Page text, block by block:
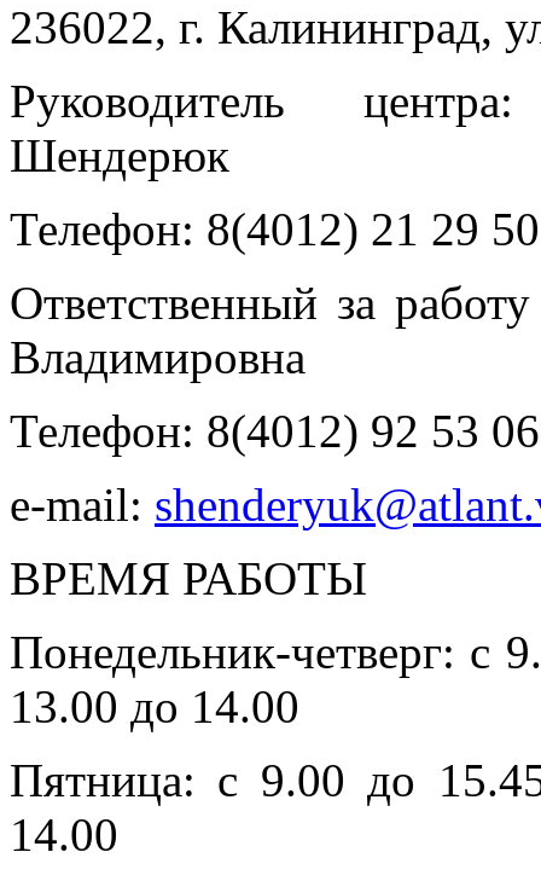
236022, г. Калининград,
Руководитель
Шендерюк
Телефон: 8(4012) 21 29 50
Ответственный за
Владимировна
Телефон: 8(4012) 92 53 06
e-mail:
ВРЕМЯ РАБОТЫ
Понедельник-четверг: с
13.00 до 14.00
Пятница: с 9.00 до
14.00